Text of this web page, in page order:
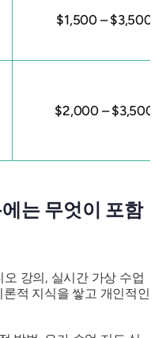
$1,500 – $3,500
$2,000 – $3,500
는 무엇이 포함
오 강의, 실시간 가상 수업
적 지식을 쌓고 개인적인